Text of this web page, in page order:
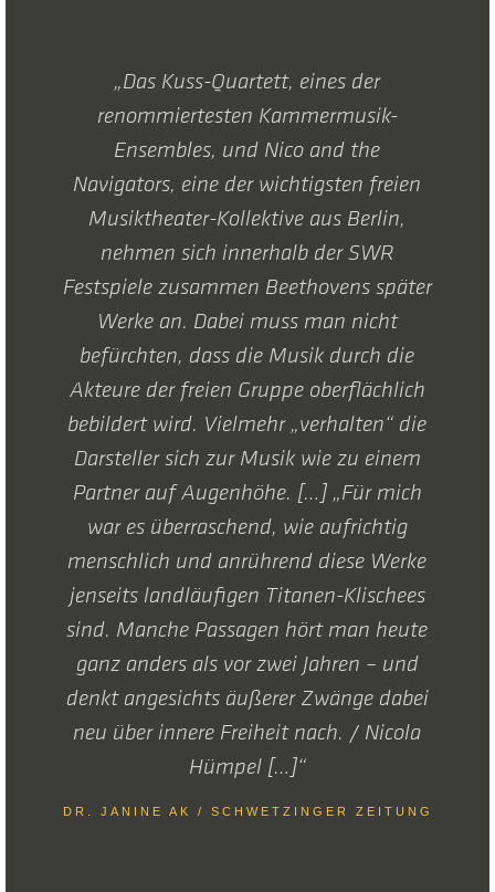
„Das Kuss-Quartett, eines der
renommiertesten Kammermusik-
Ensembles, und Nico and the
Navigators, eine der wichtigsten freien
Musiktheater-Kollektive aus Berlin,
nehmen sich innerhalb der SWR
Festspiele zusammen Beethovens später
Werke an. Dabei muss man nicht
befürchten, dass die Musik durch die
Akteure der freien Gruppe oberflächlich
bebildert wird. Vielmehr „verhalten“ die
Darsteller sich zur Musik wie zu einem
Partner auf Augenhöhe. […] „Für mich
war es überraschend, wie aufrichtig
menschlich und anrührend diese Werke
jenseits landläufigen Titanen-Klischees
sind. Manche Passagen hört man heute
ganz anders als vor zwei Jahren – und
denkt angesichts äußerer Zwänge dabei
neu über innere Freiheit nach. / Nicola
Hümpel […]“
DR. JANINE AK / SCHWETZINGER ZEITUNG